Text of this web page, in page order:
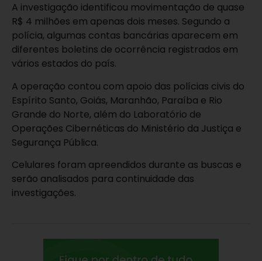
A investigação identificou movimentação de quase
R$ 4 milhões em apenas dois meses. Segundo a
polícia, algumas contas bancárias aparecem em
diferentes boletins de ocorrência registrados em
vários estados do país.
A operação contou com apoio das polícias civis do
Espírito Santo, Goiás, Maranhão, Paraíba e Rio
Grande do Norte, além do Laboratório de
Operações Cibernéticas do Ministério da Justiça e
Segurança Pública.
Celulares foram apreendidos durante as buscas e
serão analisados para continuidade das
investigações.